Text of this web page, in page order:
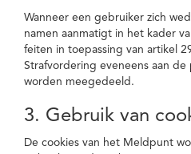
Wanneer een gebruiker zich
namen aanmatigt in het kader
feiten in toepassing van artikel
Strafvordering eveneens aan
worden meegedeeld.
3. Gebruik van
De cookies van het Meldpunt